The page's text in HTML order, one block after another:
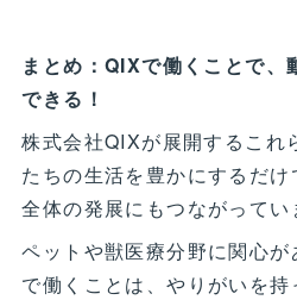
まとめ：QIXで働くことで、
できる！
株式会社QIXが展開するこれ
たちの生活を豊かにするだ
全体の発展にもつながってい
ペットや獣医療分野に関心
で働くことは、やりがいを